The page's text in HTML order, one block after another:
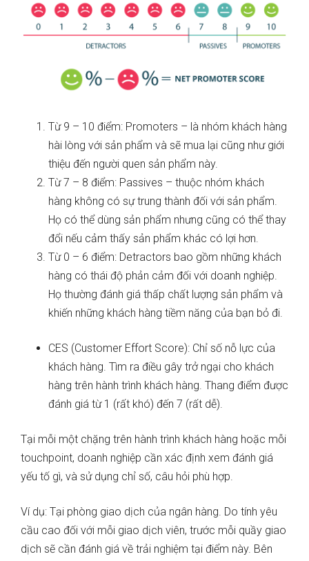
Từ 9 – 10 điểm: Promoters – là nhóm khách hàng
hài lòng với sản phẩm và sẽ mua lại cũng như giới
thiệu đến người quen sản phẩm này.
Từ 7 – 8 điểm: Passives – thuộc nhóm khách
hàng không có sự trung thành đối với sản phẩm.
Họ có thể dùng sản phẩm nhưng cũng có thể thay
đổi nếu cảm thấy sản phẩm khác có lợi hơn.
Từ 0 – 6 điểm: Detractors bao gồm những khách
hàng có thái độ phản cảm đối với doanh nghiệp.
Họ thường đánh giá thấp chất lượng sản phẩm và
khiến những khách hàng tiềm năng của bạn bỏ đi.
CES (Customer Effort Score): Chỉ số nỗ lực của
khách hàng. Tìm ra điều gây trở ngại cho khách
hàng trên hành trình khách hàng. Thang điểm được
đánh giá từ 1 (rất khó) đến 7 (rất dễ).
Tại mỗi một chặng trên hành trình khách hàng hoặc mỗi
touchpoint, doanh nghiệp cần xác định xem đánh giá
yếu tố gì, và sử dụng chỉ số, câu hỏi phù hợp.
Ví dụ: Tại phòng giao dịch của ngân hàng. Do tính yêu
cầu cao đối với mỗi giao dịch viên, trước mỗi quầy giao
dịch sẽ cần đánh giá về trải nghiệm tại điểm này. Bên